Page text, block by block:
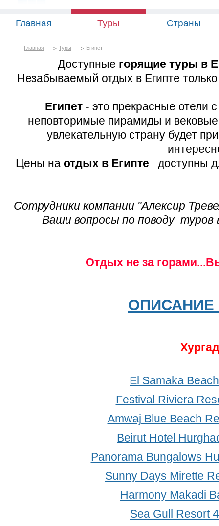
Главная Туры Страны
Главная Туры Египет
Доступные горящие туры в
Незабываемый отдых в Египте
Египет- это прекрасные отели
неповторимые пирамиды и
увлекательную страну будет
Цены наотдых в Египте доступны
Сотрудники компании "Алексир
Ваши вопросы по поводу туров
Отдых не за
ОПИСАНИЕ
El Samaka
Festival Riviera
Amwaj Blue Beach
Beirut Hotel
Panorama Bungalows
Sunny Days Mirette
Harmony Makadi
Sea Gull Resort